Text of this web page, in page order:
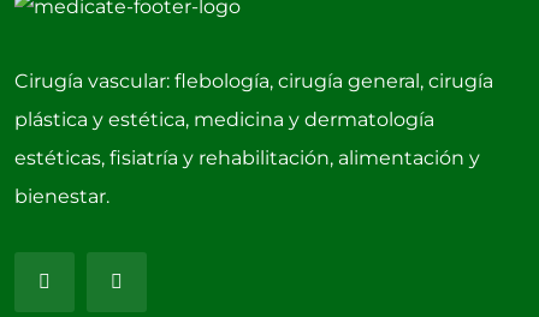
Cirugía vascular: flebología, cirugía general, cirugía
plástica y estética, medicina y dermatología
estéticas, fisiatría y rehabilitación, alimentación y
bienestar.